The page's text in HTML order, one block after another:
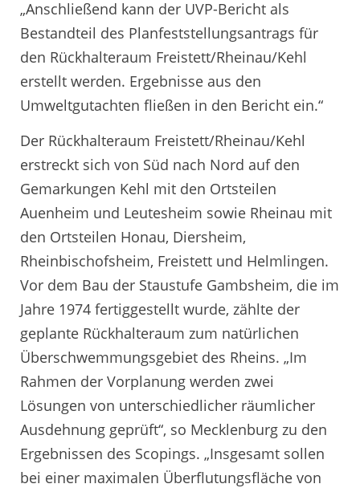
„Anschließend kann der UVP-Bericht als
Bestandteil des Planfeststellungsantrags für
den Rückhalteraum Freistett/Rheinau/Kehl
erstellt werden. Ergebnisse aus den
Umweltgutachten fließen in den Bericht ein.“
Der Rückhalteraum Freistett/Rheinau/Kehl
erstreckt sich von Süd nach Nord auf den
Gemarkungen Kehl mit den Ortsteilen
Auenheim und Leutesheim sowie Rheinau mit
den Ortsteilen Honau, Diersheim,
Rheinbischofsheim, Freistett und Helmlingen.
Vor dem Bau der Staustufe Gambsheim, die im
Jahre 1974 fertiggestellt wurde, zählte der
geplante Rückhalteraum zum natürlichen
Überschwemmungsgebiet des Rheins. „Im
Rahmen der Vorplanung werden zwei
Lösungen von unterschiedlicher räumlicher
Ausdehnung geprüft“, so Mecklenburg zu den
Ergebnissen des Scopings. „Insgesamt sollen
bei einer maximalen Überflutungsfläche von